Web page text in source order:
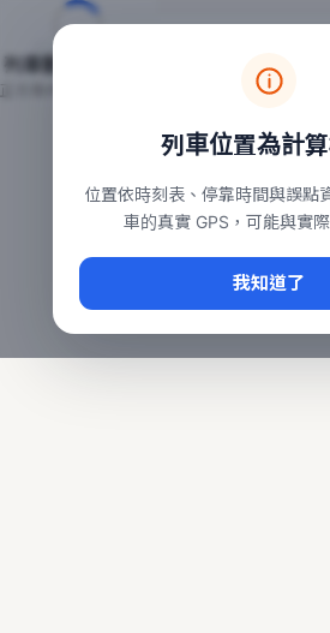
台鐵列車即時位置地圖
本頁顯示目前全台鐵運行中的列車位
常用查詢：
、台中
台鐵即時動態
列車位置為計
位置依時刻表、停靠時間與誤點
車的真實 GPS，可能與實
我知道了
列車動態載入中…